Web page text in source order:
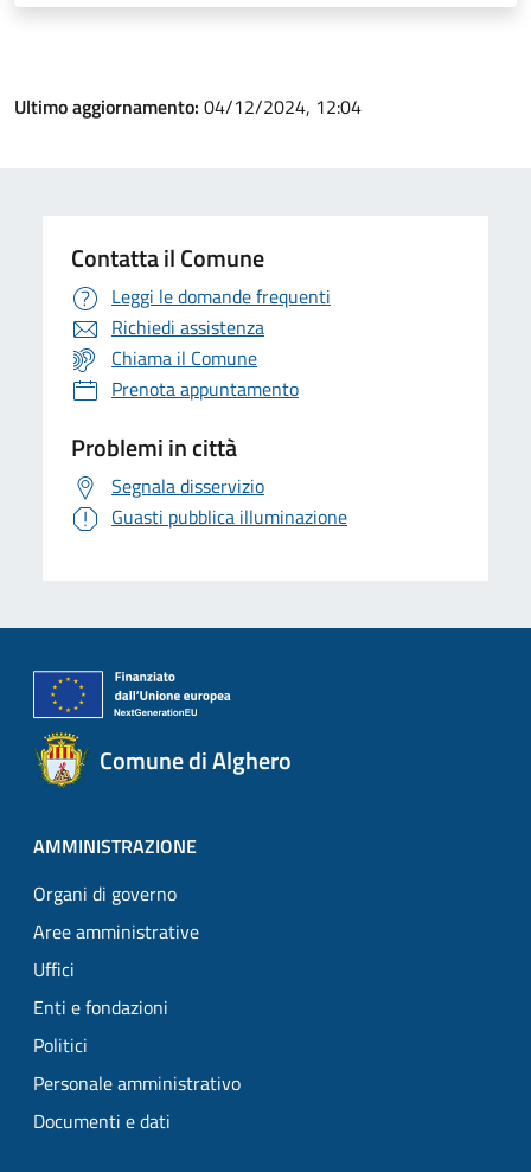
Ultimo aggiornamento: 04/12/2024, 12:04
Contatta il Comune
Leggi le domande frequenti
Richiedi assistenza
Chiama il Comune
Prenota appuntamento
Problemi in città
Segnala disservizio
Guasti pubblica illuminazione
Comune di Alghero
AMMINISTRAZIONE
Organi di governo
Aree amministrative
Uffici
Enti e fondazioni
Politici
Personale amministrativo
Documenti e dati